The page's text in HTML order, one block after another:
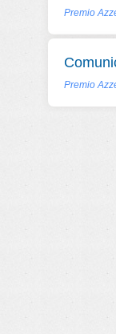
Premio
Premio